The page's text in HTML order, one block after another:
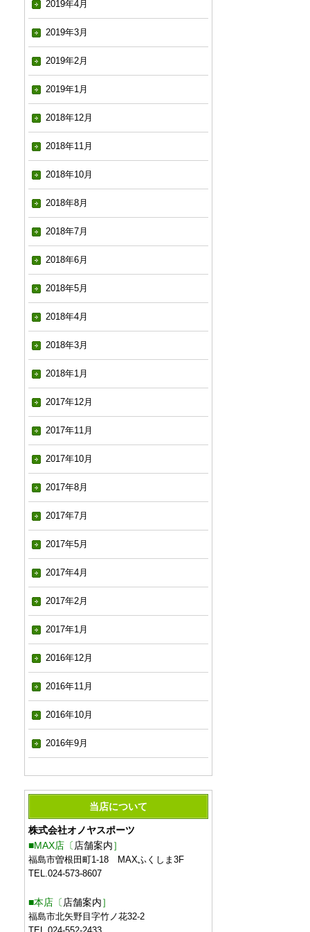
2019年4月
2019年3月
2019年2月
2019年1月
2018年12月
2018年11月
2018年10月
2018年8月
2018年7月
2018年6月
2018年5月
2018年4月
2018年3月
2018年1月
2017年12月
2017年11月
2017年10月
2017年8月
2017年7月
2017年5月
2017年4月
2017年2月
2017年1月
2016年12月
2016年11月
2016年10月
2016年9月
当店について
株式会社オノヤスポーツ
■MAX店〔 店舗案内］
福島市曽根田町1-18 MAXふくしま3F
TEL.024-573-8607
■本店〔 店舗案内］
福島市北矢野目字竹ノ花32-2